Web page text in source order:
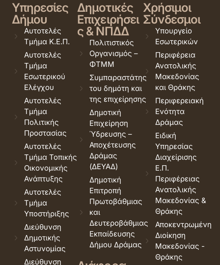
Υπηρεσίες
Δήμου
Αυτοτελές
Τμήμα Κ.Ε.Π.
Αυτοτελές
Τμήμα
Εσωτερικού
Ελέγχου
Αυτοτελές
Τμήμα
Πολιτικής
Προστασίας
Αυτοτελές
Τμήμα Τοπικής
Οικονομικής
Ανάπτυξης
Αυτοτελές
Τμήμα
Υποστήριξης
Διεύθυνση
Δημοτικής
Αστυνομίας
Διεύθυνση
Δημοτικές
Επιχειρήσει
ς & ΝΠΔΔ
Πολιτιστικός
Οργανισμός –
ΦΤΜΜ
Συμπαραστάτης
του δημότη και
της επιχείρησης
Δημοτική
Επιχείρηση
Ύδρευσης –
Αποχέτευσης
Δράμας
(ΔΕΥΑΔ)
Δημοτική
Επιτροπή
Πρωτοβάθμιας
και
Δευτεροβάθμιας
Εκπαίδευσης
Δήμου Δράμας
Χρήσιμοι
Σύνδεσμοι
Υπουργείο
Εσωτερικών
Περιφέρεια
Ανατολικής
Μακεδονίας
και Θράκης
Περιφερειακή
Ενότητα
Δράμας
Ειδική
Υπηρεσίας
Διαχείρισης
Ε.Π.
Περιφέρειας
Ανατολικής
Μακεδονίας &
Θράκης
Αποκεντρωμένη
Διοίκηση
Μακεδονίας -
Θράκης